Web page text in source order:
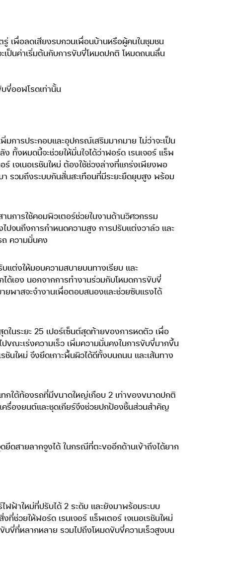
รู่ เพื่อลดเสียงรบกวนเพื่อนบ้านหรือผู้คนในชุมชน
เป็นค่าเริ่มต้นกับการขับขี่โหมดปกติ โหมดถนนลื่น
ขี่ออฟโรดเท่านั้น
มการประกอบและอุปกรณ์เสริมมากมาย ไม่ว่าจะเป็น
ทั้งหมดนี้จะช่วยให้มั่นใจได้ว่าฟอร์ด เรนเจอร์ แร็พ
เจเนอเรชันใหม่ ต้องใช้ช่วงล่างที่แกร่งเพียงพอ
รวมถึงระบบกันสั่นสะเทือนที่มีระยะยืดยุบสูง พร้อม
การใช้คอมพิวเตอร์ช่วยในงานด้านวิศวกรรม
ปจนถึงการกำหนดความสูง การปรับแต่งวาล์ว และ
ความมั่นคง
แต่งให้มอบความสบายบนทางเรียบ และ
ด้เอง นอกจากการทำงานร่วมกับโหมดการขับขี่
ยพาสจะจำงานเพื่อตอบสนองและช่วยซับแรงได้
นระยะ 25 เปอร์เซ็นต์สุดท้ายของการหดตัว เพื่อ
ขณะเร่งความเร็ว เพิ่มความมั่นคงในการขับขี่มากขึ้น
ชันใหม่ จึงยึดเกาะพื้นผิวได้ดีทั้งบนถนน และเส้นทาง
กใต้ท้องรถที่มีขนาดใหญ่เกือบ 2 เท่าของขนาดปกติ
ครื่องยนต์และชุดเกียร์จึงช่วยปกป้องชิ้นส่วนสำคัญ
ดสายลากจูงได้ ในกรณีที่ตะขออีกด้านเข้าถึงได้ยาก
ฟฟ้าใหม่ที่ปรับได้ 2 ระดับ และยังมาพร้อมระบบ
วยให้ฟอร์ด เรนเจอร์ แร็พเตอร์ เจเนอเรชันใหม่
ขี่ที่หลากหลาย รวมไปถึงโหมดขับขี่ความเร็วสูงบน